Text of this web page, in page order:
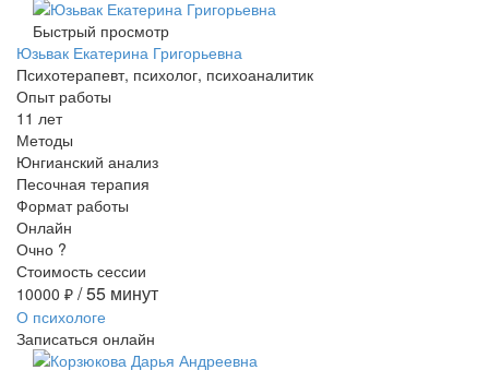
Быстрый просмотр
Юзьвак Екатерина Григорьевна
Психотерапевт, психолог, психоаналитик
Опыт работы
11 лет
Методы
Юнгианский анализ
Песочная терапия
Формат работы
Онлайн
Очно ?
Стоимость сессии
10000 ₽ / 55 минут
О психологе
Записаться онлайн